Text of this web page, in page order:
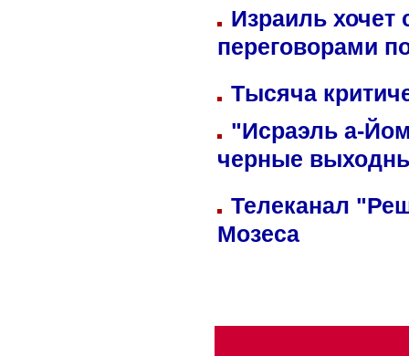
Израиль хочет
переговорами
Тысяча
"Исраэль а-
черные
Телеканал
Мозеса